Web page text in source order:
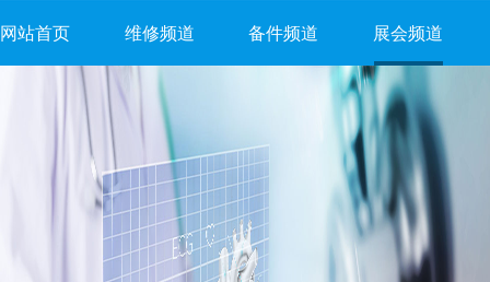
网站首页 维修频道 备件频道 展会频道